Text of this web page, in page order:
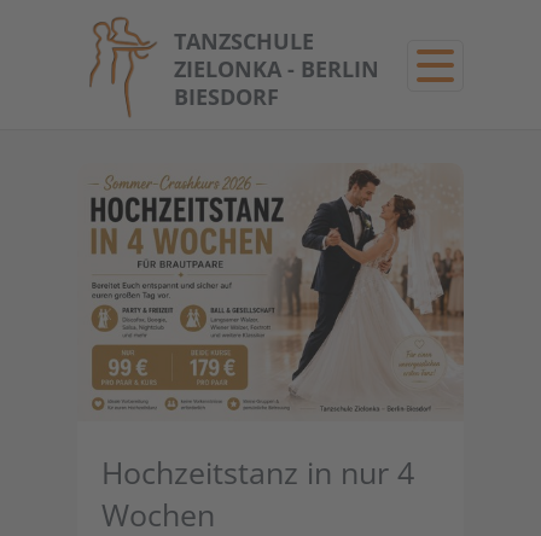
TANZSCHULE
ZIELONKA - BERLIN
BIESDORF
Hochzeitstanz in nur 4
Wochen